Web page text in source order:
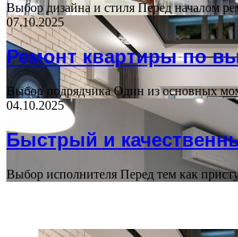
Выбор дизайна и стиля Перед началом
07.10.2025
Ремонт квартиры по
Выбор подрядчика Один из основных
04.10.2025
Быстрый и
Выбор исполнителя Перед тем как